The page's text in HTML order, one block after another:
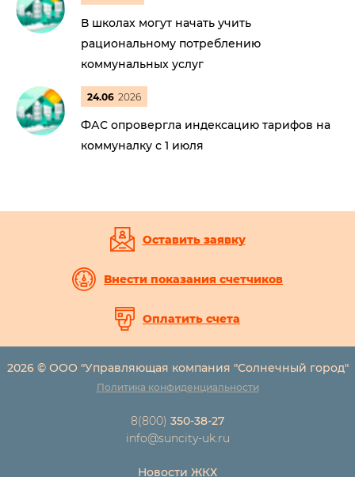
В школах могут начать учить
рациональному потреблению
коммунальных услуг
24.06 2026
ФАС опровергла индексацию тарифов на
коммуналку с 1 июля
Оставить заявку
Внести показания счетчиков
Оплатить счета
2026 © ООО "Управляющая компания "Солнечный город"
Политика конфиденциальности
8(800) 350-38-27
info@suncity-uk.ru
Новости ЖКХ